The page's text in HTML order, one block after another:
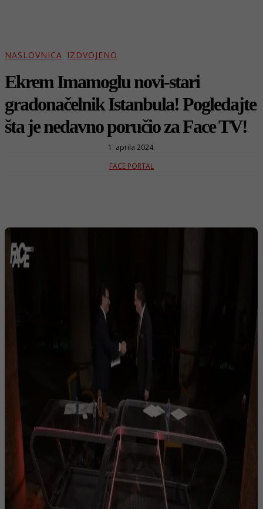
NASLOVNICA IZDVOJENO
Ekrem Imamoglu novi-stari
gradonačelnik Istanbula! Pogledajte
šta je nedavno poručio za Face TV!
1. aprila 2024.
FACE PORTAL